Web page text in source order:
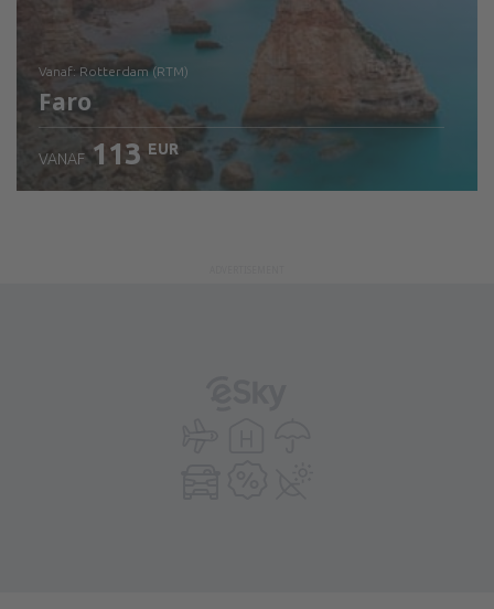
vanaf: Rotterdam (RTM)
Faro
VANAF 113 EUR